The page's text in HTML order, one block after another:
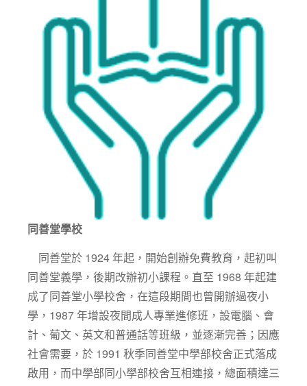
同善堂學校
同善堂於 1924 年起，開始創辦免費教育，起初叫
同善堂義學，後期改辦初小課程。直至 1968 年起建
成了同善堂小學校舍，在這段期間也曾開辦過夜小
學，1987 年增設夜間成人專業進修班，設電腦、會
計、葡文、英文和普通話等班級，並逐漸完善；因應
社會需要，於 1991 秋季同善堂中學部校舍正式落成
啟用，而中學部同小學部校舍互相連接，總面積達三